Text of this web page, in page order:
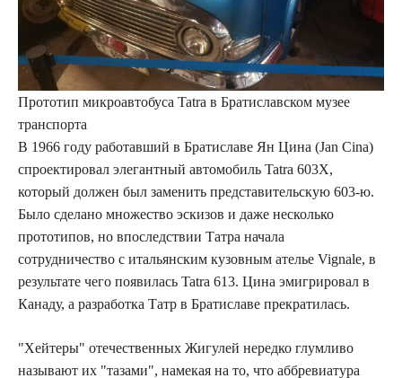
Прототип микроавтобуса Tatra в Братиславском музее
транспорта
В 1966 году работавший в Братиславе Ян Цина (Jan Cina)
спроектировал элегантный автомобиль Tatra 603X,
который должен был заменить представительскую 603-ю.
Было сделано множество эскизов и даже несколько
прототипов, но впоследствии Татра начала
сотрудничество с итальянским кузовным ателье Vignale, в
результате чего появилась Tatra 613. Цина эмигрировал в
Канаду, а разработка Татр в Братиславе прекратилась.
"Хейтеры" отечественных Жигулей нередко глумливо
называют их "тазами", намекая на то, что аббревиатура